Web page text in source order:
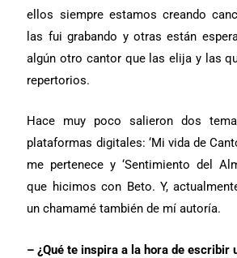
ellos siempre estamos creando
las fui grabando y otras están
algún otro cantor que las elija y las
repertorios.
Hace muy poco salieron dos
plataformas digitales: ‘Mi vida de
me pertenece y ‘Sentimiento del
que hicimos con Beto. Y,
un chamamé también de mí autoría.
– ¿Qué te inspira a la hora de escribir